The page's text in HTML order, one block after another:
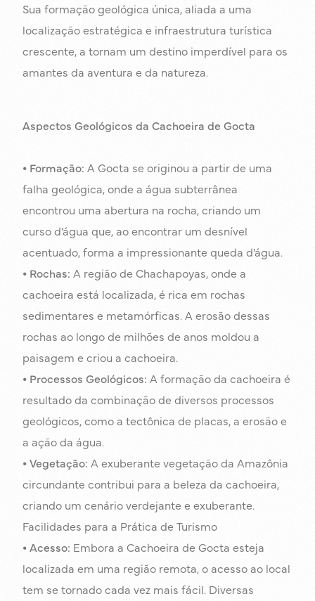
Sua formação geológica única, aliada a uma
localização estratégica e infraestrutura turística
crescente, a tornam um destino imperdível para os
amantes da aventura e da natureza.
Aspectos Geológicos da Cachoeira de Gocta
⦁ Formação: A Gocta se originou a partir de uma
falha geológica, onde a água subterrânea
encontrou uma abertura na rocha, criando um
curso d’água que, ao encontrar um desnível
acentuado, forma a impressionante queda d’água.
⦁ Rochas:A região de Chachapoyas, onde a
cachoeira está localizada, é rica em rochas
sedimentares e metamórficas. A erosão dessas
rochas ao longo de milhões de anos moldou a
paisagem e criou a cachoeira.
⦁ Processos Geológicos: A formação da cachoeira é
resultado da combinação de diversos processos
geológicos, como a tectônica de placas, a erosão e
a ação da água.
⦁Vegetação:A exuberante vegetação da Amazônia
circundante contribui para a beleza da cachoeira,
criando um cenário verdejante e exuberante.
Facilidades para a Prática de Turismo
⦁Acesso: Embora a Cachoeira de Gocta esteja
localizada em uma região remota, o acesso ao local
tem se tornado cada vez mais fácil. Diversas